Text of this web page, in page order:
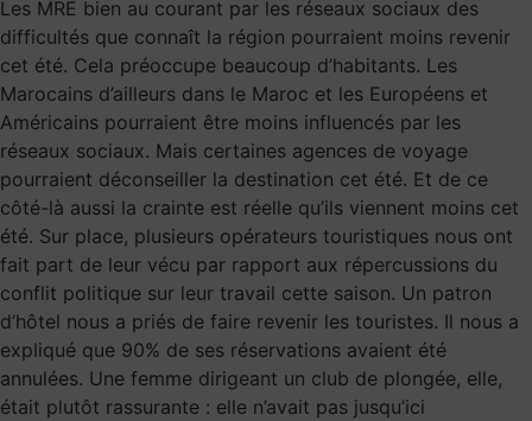
Les MRE bien au courant par les réseaux sociaux des
difficultés que connaît la région pourraient moins revenir
cet été. Cela préoccupe beaucoup d’habitants. Les
Marocains d’ailleurs dans le Maroc et les Européens et
Américains pourraient être moins influencés par les
réseaux sociaux. Mais certaines agences de voyage
pourraient déconseiller la destination cet été. Et de ce
côté-là aussi la crainte est réelle qu’ils viennent moins cet
été. Sur place, plusieurs opérateurs touristiques nous ont
fait part de leur vécu par rapport aux répercussions du
conflit politique sur leur travail cette saison. Un patron
d’hôtel nous a priés de faire revenir les touristes. Il nous a
expliqué que 90% de ses réservations avaient été
annulées. Une femme dirigeant un club de plongée, elle,
était plutôt rassurante : elle n’avait pas jusqu’ici